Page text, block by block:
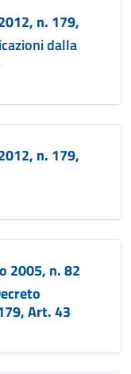
n. 179,
dalla
n. 179,
2005, n. 82
Art. 43